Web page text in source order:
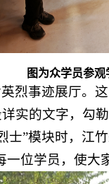
图为众学员参
烈事迹展厅。
实的文字，勾
士”模块时，江
一位学员，使大